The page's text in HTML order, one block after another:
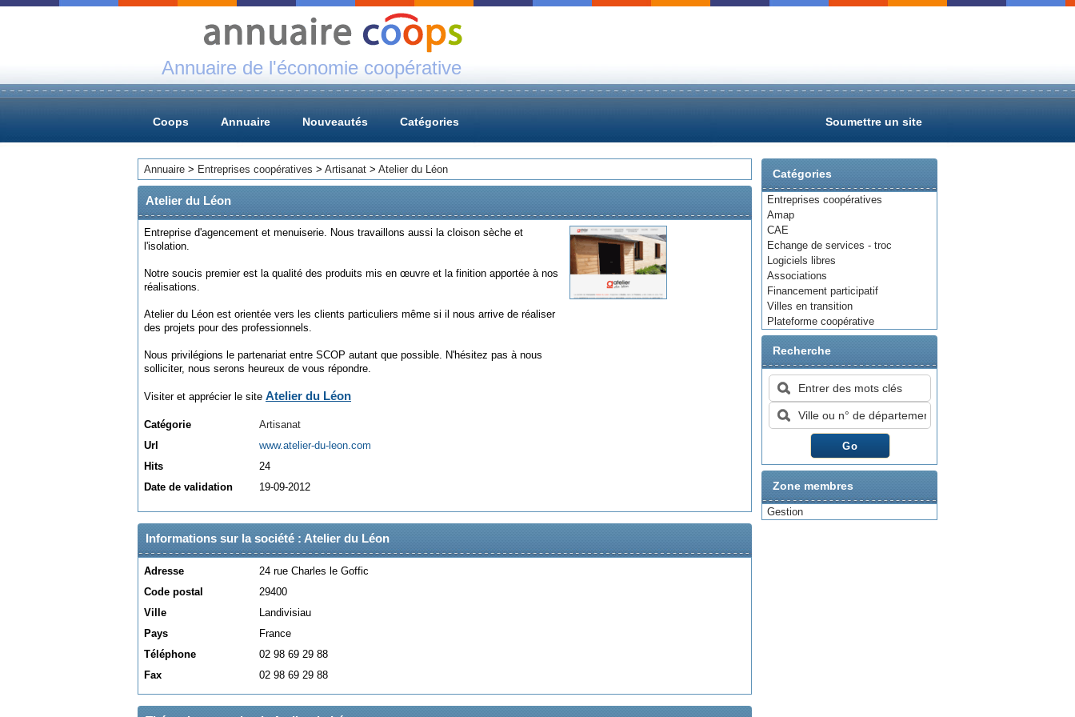
Annuaire de l'économie coopérative
Coops Annuaire Nouveautés Catégories Soumettre un site
Catégories
Entreprises coopératives
Amap
CAE
Echange de services - troc
Logiciels libres
Associations
Financement participatif
Villes en transition
Plateforme coopérative
Recherche
Zone membres
Gestion
Annuaire > Entreprises coopératives > Artisanat > Atelier du Léon
Atelier du Léon
Entreprise d'agencement et menuiserie. Nous travaillons aussi la cloison sèche et
l'isolation.
Notre soucis premier est la qualité des produits mis en œuvre et la finition apportée à nos
réalisations.
Atelier du Léon est orientée vers les clients particuliers même si il nous arrive de réaliser
des projets pour des professionnels.
Nous privilégions le partenariat entre SCOP autant que possible. N'hésitez pas à nous
solliciter, nous serons heureux de vous répondre.
Visiter et apprécier le site Atelier du Léon
Catégorie
Artisanat
Url
www.atelier-du-leon.com
Hits
24
Date de validation
19-09-2012
Informations sur la société : Atelier du Léon
Adresse
24 rue Charles le Goffic
Code postal
29400
Ville
Landivisiau
Pays
France
Téléphone
02 98 69 29 88
Fax
02 98 69 29 88